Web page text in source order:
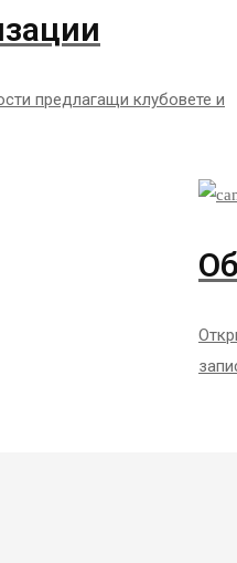
предлагащи клубовете и